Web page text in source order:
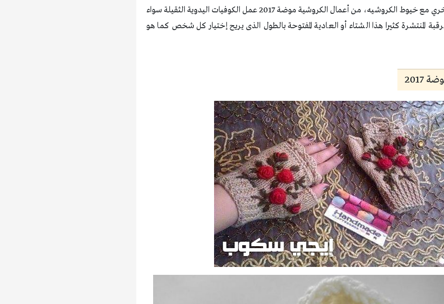
الجميلة و أيضا خامات أخري مع خيوط الكروشيه، من أعمال الكروشية موضة 2017 عمل الكوفيات اليدوية الثقيلة سواء
المنتشرة كثيرا هذا الشتاء أو العادية المفتوحة بالطول الذى يريح إختيار كل شخص كما هو
2017